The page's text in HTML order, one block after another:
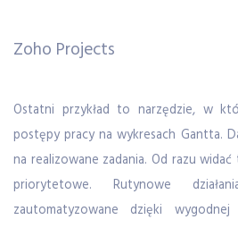
Zoho Projects
Ostatni przykład to narzędzie, w
postępy pracy na wykresach Gantta.
na realizowane zadania. Od razu
priorytetowe. Rutynowe
zautomatyzowane dzięki